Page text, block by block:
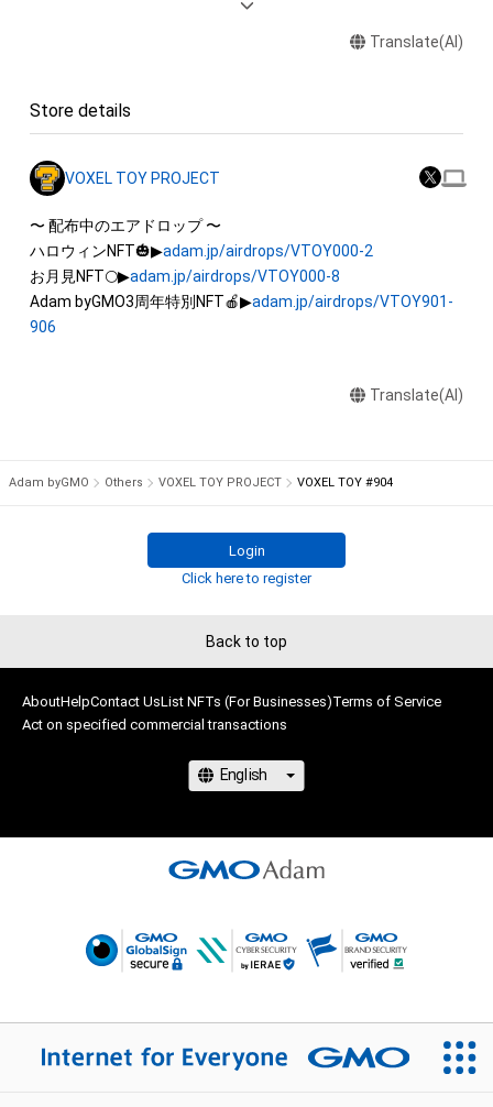
・本アイテムに関する創作物(画像および映像、音楽、商標または
産権(それらの権利を取得し、又はそれらの権利につき登録等を
作権を有する方、著作隣接権の権利者またはその管理委託を受
けている者によって保護されています。そのため、本アイテム
を保有していたとしても、本アイテムに関する創作物にかかる
知的財産権を有することを意味しません。
・本アイテムの著作権を有する方、著作隣接権の権利者またはそ
の管理委託を受けている者からの事前の同意なしに、上記の「本
アイテムの保有者が有する権利」の範囲を超えた行為、知的財産
Translate(AI)
Store details
VOXEL TOY PROJECT
〜 配布中のエアドロップ 〜
ハロウィンNFT🎃▶adam.jp/airdrops/VTOY000-2
お月見NFT🌕▶adam.jp/airdrops/VTOY000-8
Adam byGMO3周年特別NFT🍎▶adam.jp/airdrops/VTOY901-
906
Translate(AI)
Adam byGMO Others VOXEL TOY PROJECT VOXEL TOY #904
Login
Click here to register
Back to top
AboutHelpContact UsList NFTs (For Businesses)Terms of Service
Act on specified commercial transactions